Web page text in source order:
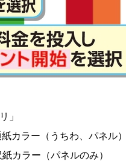
」
ラー（うちわ、パネル）
ー（パネルのみ）